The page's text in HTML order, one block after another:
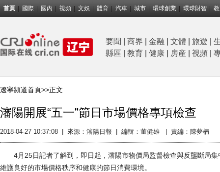
首頁 國際 國內 視頻 文娛 體育 汽車 城市 環球創業 環球財智
要聞 商界 金融 文體 旅遊
縣區
教育 健康 房産 視頻
遼寧頻道首頁>>正文
瀋陽開展“五一”節日市場價格專項檢查
2018-04-27 10:37:08 來源： 瀋陽日報 編輯：董健雄 | 責編：陳夢楠
4月25日記者了解到，即日起，瀋陽市物價局監督檢查與反壟斷局集
維護良好的市場價格秩序和健康的節日消費環境。